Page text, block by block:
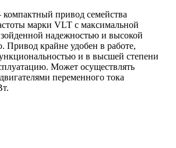
привод семейства
марки VLT с максимальной
надежностью и высокой
Привод крайне удобен в работе,
и в высшей степени
Может осуществлять
переменного тока